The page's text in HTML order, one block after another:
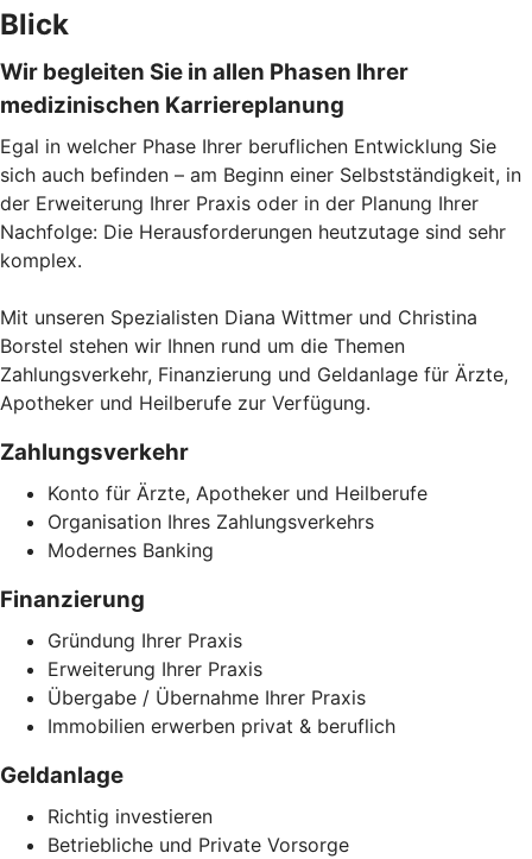
Blick
Wir begleiten Sie in allen Phasen Ihrer
medizinischen Karriereplanung
Egal in welcher Phase Ihrer beruflichen Entwicklung Sie
sich auch befinden – am Beginn einer Selbstständigkeit, in
der Erweiterung Ihrer Praxis oder in der Planung Ihrer
Nachfolge: Die Herausforderungen heutzutage sind sehr
komplex.
Mit unseren Spezialisten Diana Wittmer und Christina
Borstel stehen wir Ihnen rund um die Themen
Zahlungsverkehr, Finanzierung und Geldanlage für Ärzte,
Apotheker und Heilberufe zur Verfügung.
Zahlungsverkehr
Konto für Ärzte, Apotheker und Heilberufe
Organisation Ihres Zahlungsverkehrs
Modernes Banking
Finanzierung
Gründung Ihrer Praxis
Erweiterung Ihrer Praxis
Übergabe / Übernahme Ihrer Praxis
Immobilien erwerben privat & beruflich
Geldanlage
Richtig investieren
Betriebliche und Private Vorsorge